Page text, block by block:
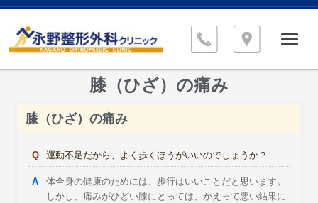
膝（ひざ）の痛み
膝（ひざ）の痛み
運動不足だから、よく歩くほうがいいのでしょうか？
体全身の健康のためには、歩行はいいことだと思います。
しかし、痛みがひどい膝にとっては、かえって悪い結果に